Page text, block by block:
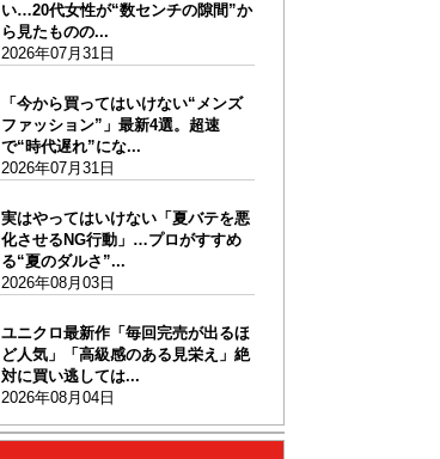
い…20代女性が“数センチの隙間”か
ら見たものの...
2026年07月31日
「今から買ってはいけない“メンズ
ファッション”」最新4選。超速
で“時代遅れ”にな...
2026年07月31日
実はやってはいけない「夏バテを悪
化させるNG行動」…プロがすすめ
る“夏のダルさ”...
2026年08月03日
ユニクロ最新作「毎回完売が出るほ
ど人気」「高級感のある見栄え」絶
対に買い逃しては...
2026年08月04日